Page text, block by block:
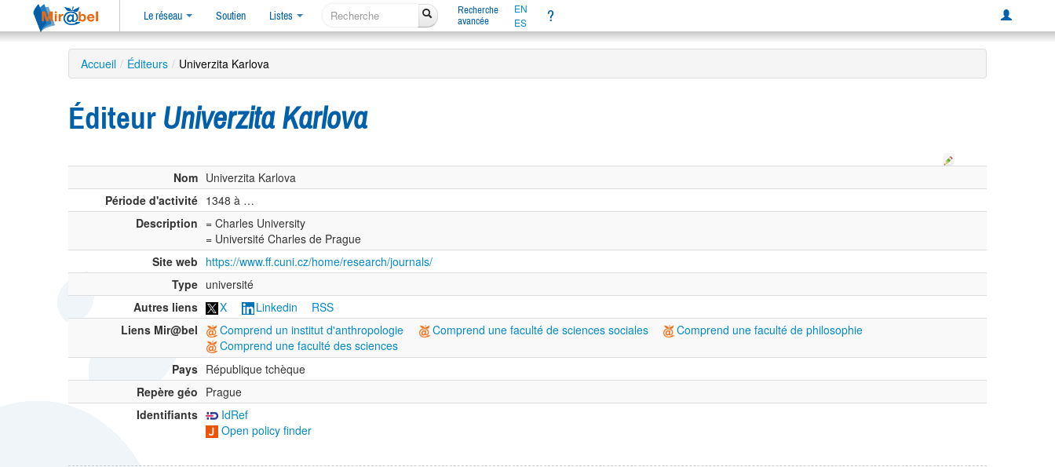
Le réseau Soutien Listes
Recherche
avancée
EN
ES
?
Accueil / Éditeurs / Univerzita Karlova
Éditeur Univerzita Karlova
Nom Univerzita Karlova
Période d'activité 1348 à …
Description = Charles University
= Université Charles de Prague
Site web https://www.ff.cuni.cz/home/research/journals/
Type université
Autres liens
X Linkedin
RSS
Liens Mir@bel
Comprend un institut d'anthropologie Comprend une faculté de sciences sociales
Comprend une faculté de philosophie
Comprend une faculté des sciences
Pays République tchèque
Repère géo Prague
Identifiants
IdRef
Open policy finder